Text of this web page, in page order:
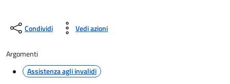
Condividi Vedi azioni
Argomenti
Assistenza agli invalidi